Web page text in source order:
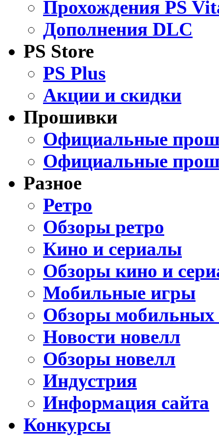
Прохождения PS
Дополнения DLC
PS Store
PS Plus
Акции и скидки
Прошивки
Официальные
Официальные
Разное
Ретро
Обзоры ретро
Кино и сериалы
Обзоры кино и
Мобильные игры
Обзоры мобильных
Новости новелл
Обзоры новелл
Индустрия
Информация сайта
Конкурсы